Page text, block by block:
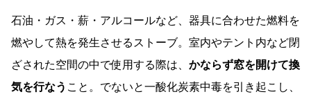
石油・ガス・薪・アルコールなど、器具に合わせた燃料を
燃やして熱を発生させるストーブ。室内やテント内など閉
ざされた空間の中で使用する際は、 かならず窓を開けて換
気を行なう こと。でないと一酸化炭素中毒を引き起こし、